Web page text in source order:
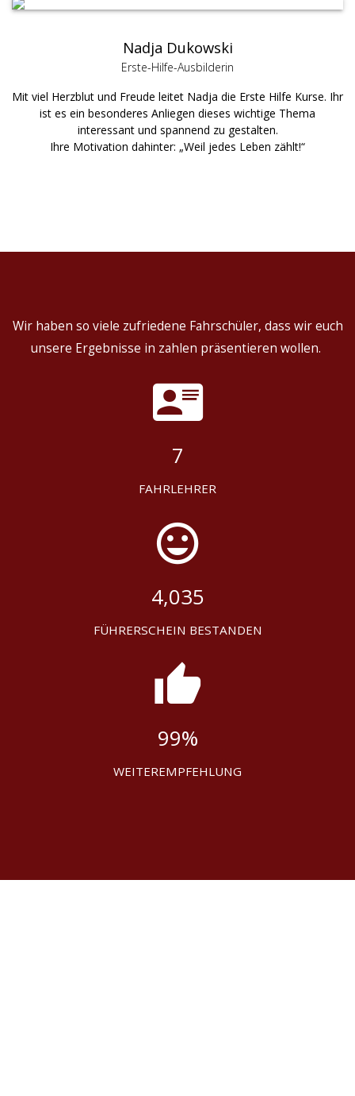
Nadja Dukowski
Erste-Hilfe-Ausbilderin
Mit viel Herzblut und Freude leitet Nadja die Erste Hilfe Kurse. Ihr
ist es ein besonderes Anliegen dieses wichtige Thema
interessant und spannend zu gestalten.
Ihre Motivation dahinter: „Weil jedes Leben zählt!“
Wir haben so viele zufriedene Fahrschüler, dass wir euch
unsere Ergebnisse in zahlen präsentieren wollen.
7
FAHRLEHRER
4,035
FÜHRERSCHEIN BESTANDEN
99%
WEITEREMPFEHLUNG